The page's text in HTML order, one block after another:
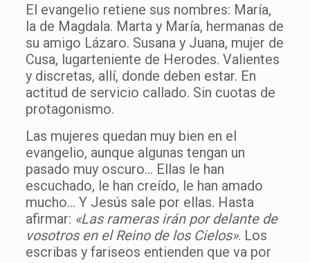
El evangelio retiene sus nombres: María,
la de Magdala. Marta y María, hermanas de
su amigo Lázaro. Susana y Juana, mujer de
Cusa, lugarteniente de Herodes. Valientes
y discretas, allí, donde deben estar. En
actitud de servicio callado. Sin cuotas de
protagonismo.
Las mujeres quedan muy bien en el
evangelio, aunque algunas tengan un
pasado muy oscuro… Ellas le han
escuchado, le han creído, le han amado
mucho… Y Jesús sale por ellas. Hasta
afirmar: «Las rameras irán por delante de
vosotros en el Reino de los Cielos». Los
escribas y fariseos entienden que va por